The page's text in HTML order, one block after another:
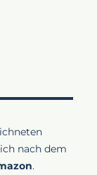
nach dem
.